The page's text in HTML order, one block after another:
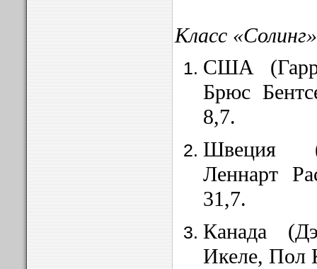
Класс
США
Брюс
8,7.
Швеция
Леннарт
31,7.
Канада
Икеле, Пол